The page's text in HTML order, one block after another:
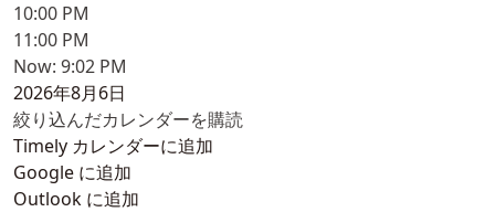
10:00 PM
11:00 PM
Now: 9:02 PM
2026年8月6日
絞り込んだカレンダーを購読
Timely カレンダーに追加
Google に追加
Outlook に追加